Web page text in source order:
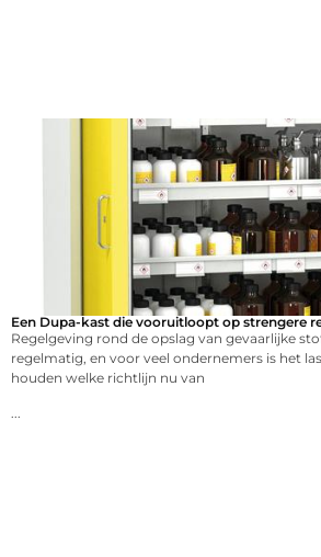
Een Dupa-kast die vooruitloopt op strengere
Regelgeving rond de opslag van gevaarlijke
regelmatig, en voor veel ondernemers is het
houden welke richtlijn nu van
...